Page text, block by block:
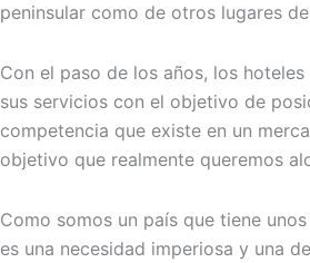
peninsular como de otros lugares
Con el paso de los años, los
sus servicios con el objetivo de
competencia que existe en un
objetivo que realmente queremos
Como somos un país que tiene
es una necesidad imperiosa y una